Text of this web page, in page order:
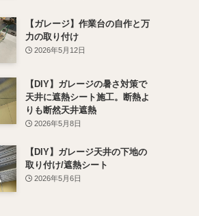
【ガレージ】作業台の自作と万
力の取り付け
2026年5月12日
【DIY】ガレージの暑さ対策で
天井に遮熱シート施工。断熱よ
りも断然天井遮熱
2026年5月8日
【DIY】ガレージ天井の下地の
取り付け/遮熱シート
2026年5月6日